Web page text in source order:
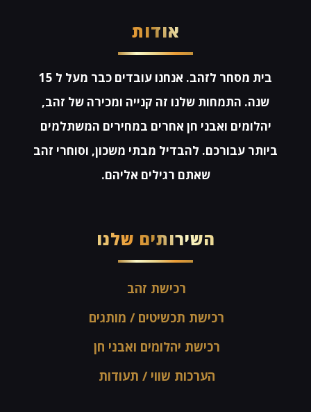
אודות
בית מסחר לזהב. אנחנו עובדים כבר מעל ל 15
שנה. התמחות שלנו זה קנייה ומכירה של זהב,
יהלומים ואבני חן אחרים במחירים המשתלמים
ביותר עבורכם. להבדיל מבתי משכון, וסוחרי זהב
שאתם רגילים אליהם.
השירותים שלנו
רכישת זהב
רכישת תכשיטים / מותגים
רכישת יהלומים ואבני חן
הערכות שווי / תעודות